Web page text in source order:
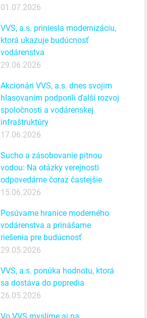
01.07.2026
VVS, a.s. priniesla modernizáciu,
ktorá ukazuje budúcnosť
vodárenstva
29.06.2026
Akcionári VVS, a.s. dnes svojim
hlasovaním podporili ďalší rozvoj
spoločnosti a vodárenskej
infraštruktúry
17.06.2026
Sucho a zásobovanie pitnou
vodou: Na otázky verejnosti
odpovedáme čoraz častejšie
15.06.2026
Posúvame hranice moderného
vodárenstva a prinášame
riešenia pre budúcnosť
29.05.2026
VVS, a.s. ponúka hodnotu, ktorá
sa dostáva do popredia
26.05.2026